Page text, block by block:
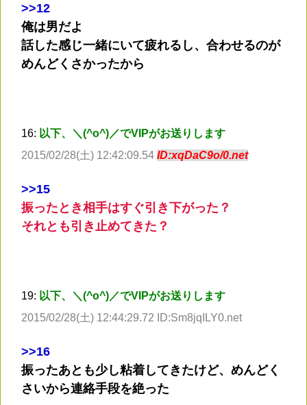
>>12
俺は男だよ
話した感じ一緒にいて疲れるし、合わせるのが
めんどくさかったから
16: 以下、＼(^o^)／でVIPがお送りします
2015/02/28(土) 12:42:09.54 ID:xqDaC9o/0.net
>>15
振ったとき相手はすぐ引き下がった？
それとも引き止めてきた？
19: 以下、＼(^o^)／でVIPがお送りします
2015/02/28(土) 12:44:29.72 ID:Sm8jqILY0.net
>>16
振ったあとも少し粘着してきたけど、めんどく
さいから連絡手段を絶った